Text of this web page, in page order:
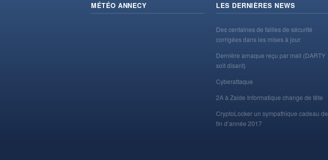
MÉTÉO ANNECY LES DERNIÈRES NEWS
Des centaines de failles de sécurité
corrigées dans les mises à jour
Dernière arnaque reçu par mail (DARTY
soit disant)
Cyberattaque
2A à Zaide Informatique change de tête
CryptoLocker un sympathique cadeau de
fin d’année 2017